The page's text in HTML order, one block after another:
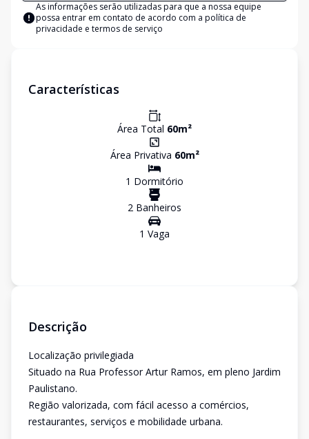
As informações serão utilizadas para que a nossa equipe
possa entrar em contato de acordo com a política de
privacidade e termos de serviço
Características
Área Total 60m²
Área Privativa 60m²
1 Dormitório
2 Banheiros
1 Vaga
Descrição
Localização privilegiada
Situado na Rua Professor Artur Ramos, em pleno Jardim
Paulistano.
Região valorizada, com fácil acesso a comércios,
restaurantes, serviços e mobilidade urbana.